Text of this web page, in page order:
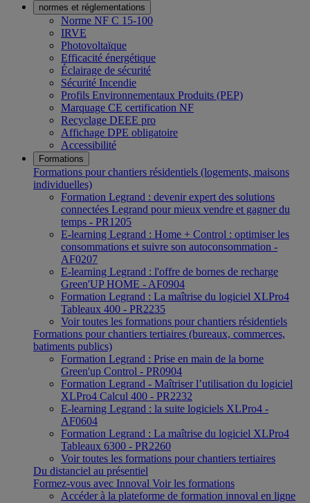
normes et réglementations
Norme NF C 15-100
IRVE
Photovoltaïque
Efficacité énergétique
Éclairage de sécurité
Sécurité Incendie
Profils Environnementaux Produits (PEP)
Marquage CE certification NF
Recyclage DEEE pro
Affichage DPE obligatoire
Accessibilité
Formations
Formations pour chantiers résidentiels (logements, maisons
individuelles)
Formation Legrand : devenir expert des solutions
connectées Legrand pour mieux vendre et gagner du
temps - PR1205
E-learning Legrand : Home + Control : optimiser les
consommations et suivre son autoconsommation -
AF0207
E-learning Legrand : l'offre de bornes de recharge
Green'UP HOME - AF0904
Formation Legrand : La maîtrise du logiciel XLPro4
Tableaux 400 - PR2235
Voir toutes les formations pour chantiers résidentiels
Formations pour chantiers tertiaires (bureaux, commerces,
batiments publics)
Formation Legrand : Prise en main de la borne
Green'up Control - PR0904
Formation Legrand - Maîtriser l’utilisation du logiciel
XLPro4 Calcul 400 - PR2232
E-learning Legrand : la suite logiciels XLPro4 -
AF0604
Formation Legrand : La maîtrise du logiciel XLPro4
Tableaux 6300 - PR2260
Voir toutes les formations pour chantiers tertiaires
Du distanciel au présentiel
Formez-vous avec Innoval Voir les formations
Accéder à la plateforme de formation innoval en ligne